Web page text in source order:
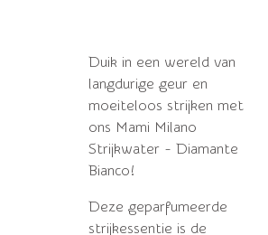
Duik in een wereld van
langdurige geur en
moeiteloos strijken met
ons Mami Milano
Strijkwater - Diamante
Bianco!
Deze geparfumeerde
strijkessentie is de